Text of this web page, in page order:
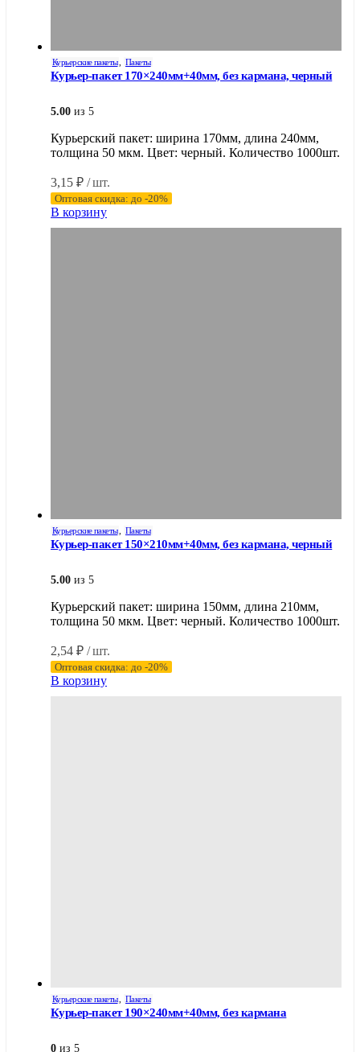
Курьерские пакеты, Пакеты
Курьер-пакет 170×240мм+40мм, без кармана, черный
5.00 из 5
Курьерский пакет: ширина 170мм, длина 240мм,
толщина 50 мкм. Цвет: черный. Количество 1000шт.
3,15 ₽ / шт.
Оптовая скидка: до -20%
В корзину
Курьерские пакеты, Пакеты
Курьер-пакет 150×210мм+40мм, без кармана, черный
5.00 из 5
Курьерский пакет: ширина 150мм, длина 210мм,
толщина 50 мкм. Цвет: черный. Количество 1000шт.
2,54 ₽ / шт.
Оптовая скидка: до -20%
В корзину
Курьерские пакеты, Пакеты
Курьер-пакет 190×240мм+40мм, без кармана
0 из 5